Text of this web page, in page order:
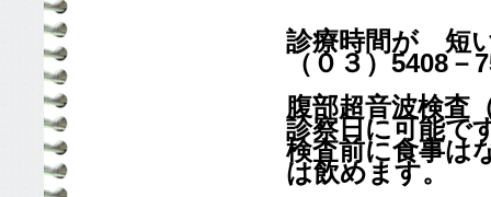
診療時間が 短
（０３）5408－
腹部超音波検査
診察日に可能で
検査前に食事は
は飲めます。